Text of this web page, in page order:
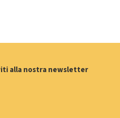
alla nostra newsletter